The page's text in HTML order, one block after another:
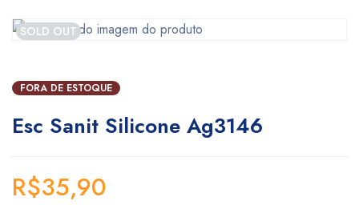
SOLD OUT
FORA DE ESTOQUE
Esc Sanit Silicone Ag3146
R$35,90